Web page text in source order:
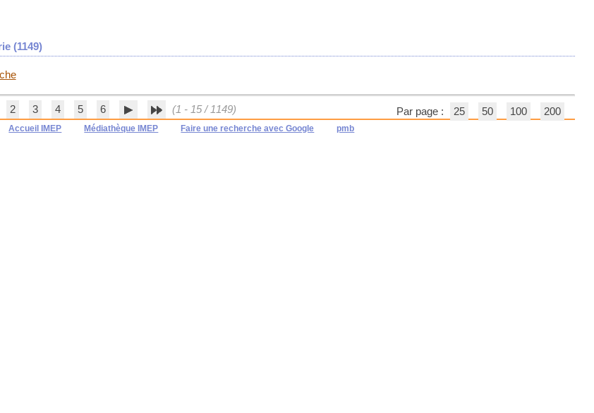
(1149)
2 3 4 5 6 (1 - 15 / 1149) Par page : 25 50 100 200
Accueil IMEP Médiathèque IMEP Faire une recherche avec Google pmb